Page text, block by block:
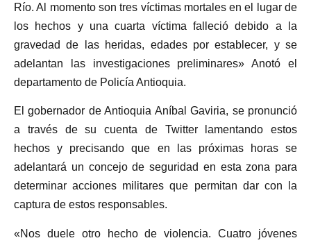
Río. Al momento son tres víctimas mortales en el lugar de
los hechos y una cuarta víctima falleció debido a la
gravedad de las heridas, edades por establecer, y se
adelantan las investigaciones preliminares» Anotó el
departamento de Policía Antioquia.
El gobernador de Antioquia Aníbal Gaviria, se pronunció
a través de su cuenta de Twitter lamentando estos
hechos y precisando que en las próximas horas se
adelantará un concejo de seguridad en esta zona para
determinar acciones militares que permitan dar con la
captura de estos responsables.
«Nos duele otro hecho de violencia. Cuatro jóvenes